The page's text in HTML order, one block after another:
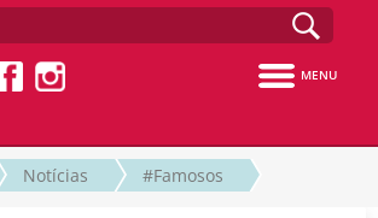
MENU
Notícias #Famosos